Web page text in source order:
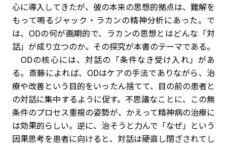
心に導入してきたが、彼の本来の思想的拠点は、難解を
もって鳴るジャック・ラカンの精神分析にあった。で
は、ODの何が画期的で、ラカンの思想とはどんな「対
話」が成り立つのか。その探究が本書のテーマである。
ODの核心には、対話の「条件なき受け入れ」があ
る。斎藤によれば、ODはケアの手法でありながら、治
療や改善という目的をいったん捨てて、目の前の患者と
の対話に集中するように促す。不思議なことに、この無
条件のプロセス重視の姿勢が、かえって精神病の治療に
は効果的らしい。逆に、治そうと力んで「なぜ」という
因果思考を患者に向けると、対話は硬直し閉ざされてし